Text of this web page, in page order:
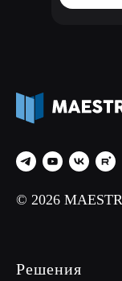
© 2026
Решения